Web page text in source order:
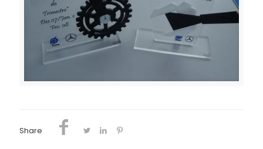
Share